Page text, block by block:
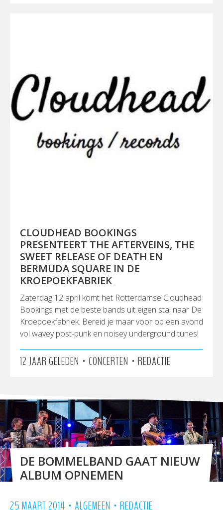
CLOUDHEAD BOOKINGS
PRESENTEERT THE AFTERVEINS, THE
SWEET RELEASE OF DEATH EN
BERMUDA SQUARE IN DE
KROEPOEKFABRIEK
Zaterdag 12 april komt het Rotterdamse Cloudhead
Bookings met de beste bands uit eigen stal naar De
Kroepoekfabriek. Bereid je maar voor op een avond
vol wavey post-punk en noisey underground tunes!
12 JAAR GELEDEN • CONCERTEN • REDACTIE
DE BOMMELBAND GAAT NIEUW
ALBUM OPNEMEN
25 MAART 2014 • ALGEMEEN • REDACTIE